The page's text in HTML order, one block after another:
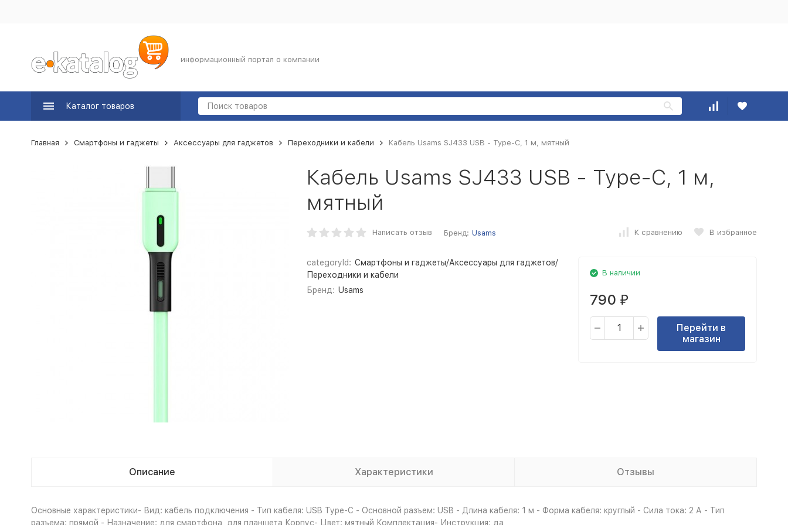
информационный портал о компании
Каталог товаров
Главная Смартфоны и гаджеты Аксессуары для гаджетов Переходники и кабели Кабель Usams SJ433 USB - Type-C, 1 м, мятный
Кабель Usams SJ433 USB - Type-C, 1 м,
мятный
Написать отзыв Бренд: Usams К сравнению В избранное
categoryId: Смартфоны и гаджеты/Аксессуары для гаджетов/
Переходники и кабели
Бренд: Usams
В наличии
790 ₽
Перейти в
магазин
Описание Характеристики Отзывы
Основные характеристики- Вид: кабель подключения - Тип кабеля: USB Type-С - Основной разъем: USB - Длина кабеля: 1 м - Форма кабеля: круглый - Сила тока: 2 А - Тип
разъема: прямой - Назначение: для смартфона, для планшета Корпус- Цвет: мятный Комплектация- Инструкция: да